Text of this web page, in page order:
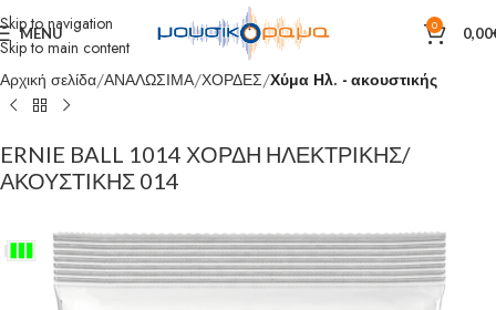
Skip to navigation
Skip to main content
MENU 0 0,00
Αρχική σελίδα ΑΝΑΛΩΣΙΜΑ ΧΟΡΔΕΣ Χύμα Ηλ. - ακουστικής
ERNIE BALL 1014 ΧΟΡΔΗ ΗΛΕΚΤΡΙΚΗΣ/
ΑΚΟΥΣΤΙΚΗΣ 014